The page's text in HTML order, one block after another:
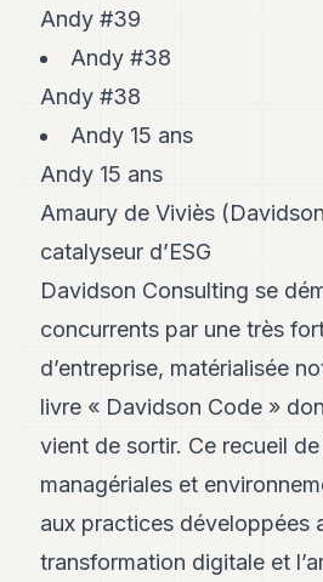
Andy
Andy
26
24
Andy
23
Andy
Andy
21
19
Andy
18
Andy
Andy
14
Andy
13
Andy #39
Andy #38
Andy #38
Andy 15 ans
Andy 15 ans
Amaury de Viviès
catalyseur d’ESG
Davidson Consulting se
concurrents par une très
d’entreprise, matérialisée
livre « Davidson Code »
vient de sortir. Ce recueil
managériales et
aux practices développées
transformation digitale et